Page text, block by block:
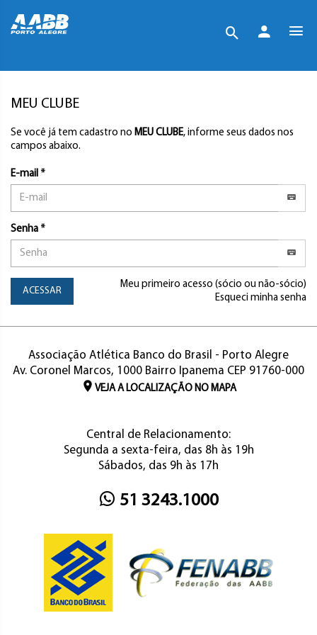
MEU CLUBE
Se você já tem cadastro no MEU CLUBE, informe seus dados nos
campos abaixo.
E-mail *
Senha *
ACESSAR
Meu primeiro acesso (sócio ou não-sócio)
Esqueci minha senha
Associação Atlética Banco do Brasil - Porto Alegre
Av. Coronel Marcos, 1000 Bairro Ipanema CEP 91760-000
VEJA A LOCALIZAÇÃO NO MAPA
Central de Relacionamento:
Segunda a sexta-feira, das 8h às 19h
Sábados, das 9h às 17h
51 3243.1000